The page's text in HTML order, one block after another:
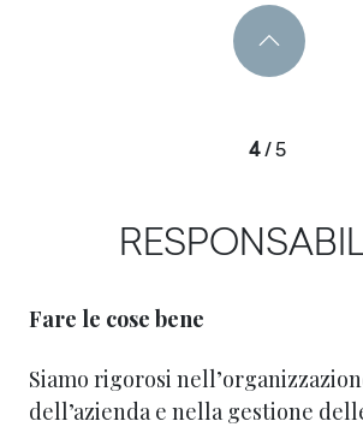
4/ 5
Fare le cose bene
Siamo rigorosi
dell’azienda e nella gestione